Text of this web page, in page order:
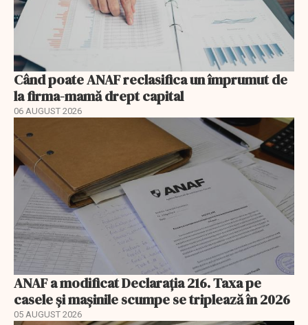
Când poate ANAF reclasifica un împrumut de
la firma-mamă drept capital
06 AUGUST 2026
ANAF a modificat Declarația 216. Taxa pe
casele și mașinile scumpe se triplează în 2026
05 AUGUST 2026